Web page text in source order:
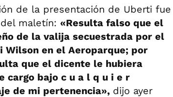
de la presentación de Uberti fue
maletín: «Resulta falso que el
de la valija secuestrada por el
en el Aeroparque; por
que el dicente le hubiera
cargo bajo c u a l q u i e r
de mi pertenencia», dijo ayer